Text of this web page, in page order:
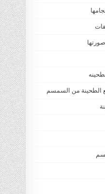
الطحينة من السمسم